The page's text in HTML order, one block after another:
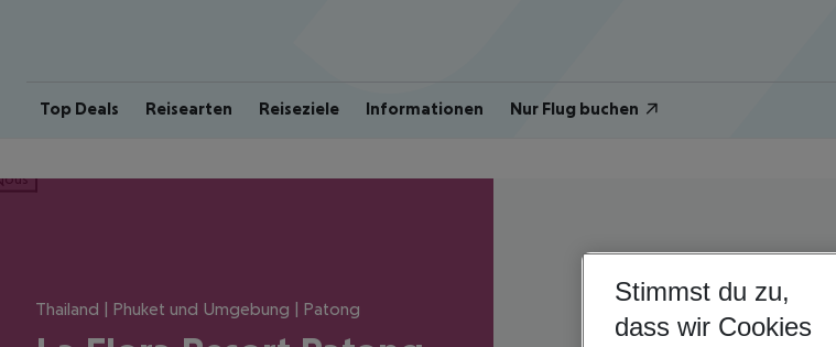
Top Deals Reisearten Reiseziele Informationen Nur Flug buchen
Thailand | Phuket und Umgebung | Patong
Stimmst du zu,
dass wir Cookies